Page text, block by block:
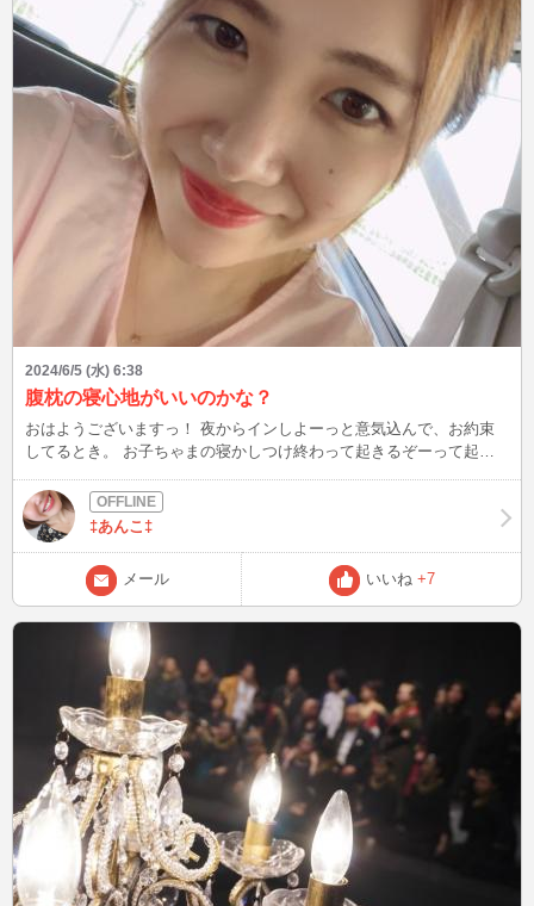
2024/6/5 (水) 6:38
腹枕の寝心地がいいのかな？
おはようございますっ！ 夜からインしよーっと意気込んで、お約束
してるとき。 お子ちゃまの寝かしつけ終わって起きるぞーって起き
うから脱出が困難なのよね(笑) 枕で寝かしつけるをクセにしなきゃだ
な〜と( º^º; ) 膝枕的な感じで ママンの腹枕心地ええんかな？？(笑)
それでは 今日も最高の1日にしましょうっっ！！ 皆さん今日も行って
らっしゃい( ◜ᴗ◝ )ﾆｺ
‡あんこ‡
メール いいね +7